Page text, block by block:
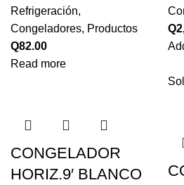
Refrigeración,
Congeladores, Productos
Q82.00
Read more
Q
CONGELADOR
HORIZ.9′ BLANCO